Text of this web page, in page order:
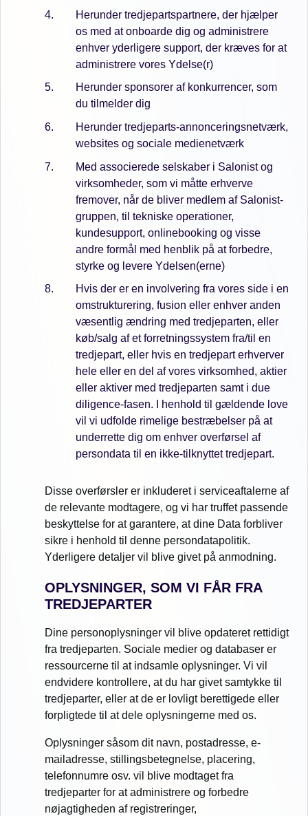
Herunder tredjepartspartnere, der hjælper
os med at onboarde dig og administrere
enhver yderligere support, der kræves for at
administrere vores Ydelse(r)
Herunder sponsorer af konkurrencer, som
du tilmelder dig
Herunder tredjeparts-annonceringsnetværk,
websites og sociale medienetværk
Med associerede selskaber i Salonist og
virksomheder, som vi måtte erhverve
fremover, når de bliver medlem af Salonist-
gruppen, til tekniske operationer,
kundesupport, onlinebooking og visse
andre formål med henblik på at forbedre,
styrke og levere Ydelsen(erne)
Hvis der er en involvering fra vores side i en
omstrukturering, fusion eller enhver anden
væsentlig ændring med tredjeparten, eller
køb/salg af et forretningssystem fra/til en
tredjepart, eller hvis en tredjepart erhverver
hele eller en del af vores virksomhed, aktier
eller aktiver med tredjeparten samt i due
diligence-fasen. I henhold til gældende love
vil vi udfolde rimelige bestræbelser på at
underrette dig om enhver overførsel af
persondata til en ikke-tilknyttet tredjepart.
Disse overførsler er inkluderet i serviceaftalerne af
de relevante modtagere, og vi har truffet passende
beskyttelse for at garantere, at dine Data forbliver
sikre i henhold til denne persondatapolitik.
Yderligere detaljer vil blive givet på anmodning.
OPLYSNINGER, SOM VI FÅR FRA
TREDJEPARTER
Dine personoplysninger vil blive opdateret rettidigt
fra tredjeparten. Sociale medier og databaser er
ressourcerne til at indsamle oplysninger. Vi vil
endvidere kontrollere, at du har givet samtykke til
tredjeparter, eller at de er lovligt berettigede eller
forpligtede til at dele oplysningerne med os.
Oplysninger såsom dit navn, postadresse, e-
mailadresse, stillingsbetegnelse, placering,
telefonnumre osv. vil blive modtaget fra
tredjeparter for at administrere og forbedre
nøjagtigheden af registreringer,